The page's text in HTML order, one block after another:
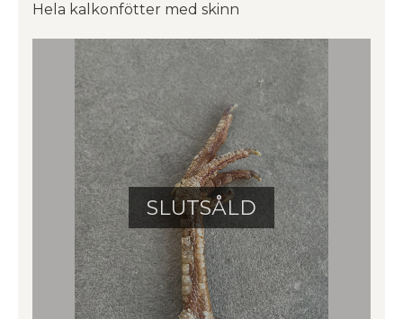
Hela kalkonfötter med skinn
SLUTSÅLD